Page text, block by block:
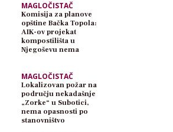
MAGLOČISTAČ
Komisija za planove
opštine Bačka Topola:
AIK-ov projekat
kompostilišta u
Njegoševu nema
MAGLOČISTAČ
Lokalizovan požar na
području nekadašnje
„Zorke“ u Subotici,
nema opasnosti po
stanovništvo